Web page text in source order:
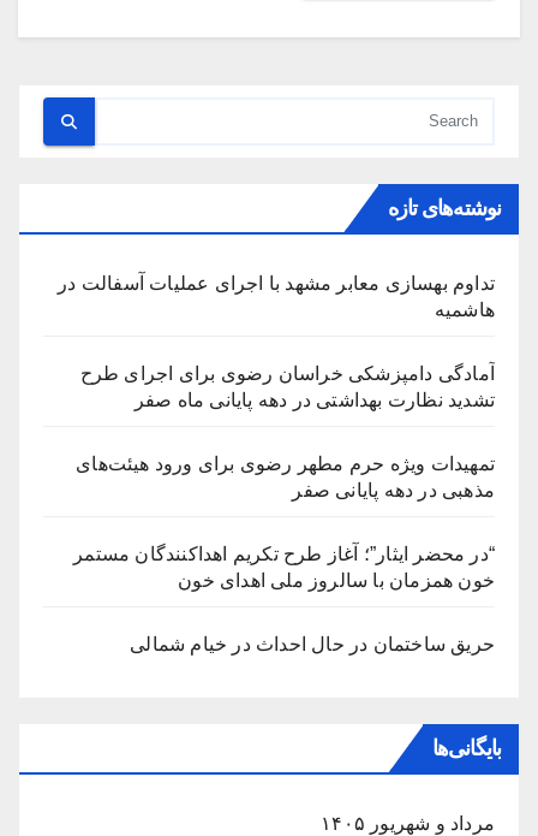
نوشته‌های تازه
تداوم بهسازی معابر مشهد با اجرای عملیات آسفالت در
هاشمیه
آمادگی دامپزشکی خراسان رضوی برای اجرای طرح
تشدید نظارت بهداشتی در دهه پایانی ماه صفر
تمهیدات ویژه حرم مطهر رضوی برای ورود هیئت‌های
مذهبی در دهه پایانی صفر
“در محضر ایثار”؛ آغاز طرح تکریم اهداکنندگان مستمر
خون همزمان با سالروز ملی اهدای خون
حریق ساختمان در حال احداث در خیام شمالی
بایگانی‌ها
مرداد و شهریور ۱۴۰۵